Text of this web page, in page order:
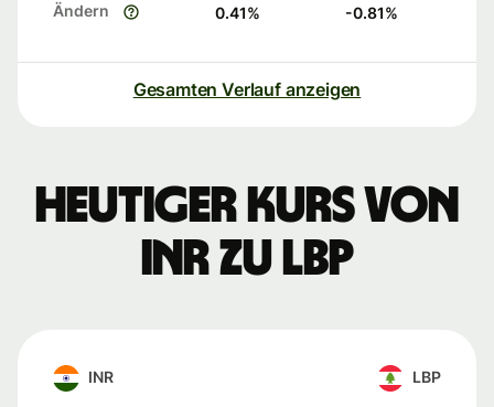
Ändern 0.41% -0.81%
Gesamten Verlauf anzeigen
Heutiger Kurs von
INR zu LBP
INR LBP